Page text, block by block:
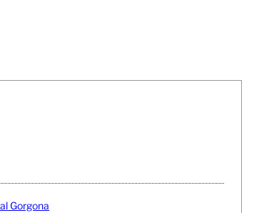
Gorgona